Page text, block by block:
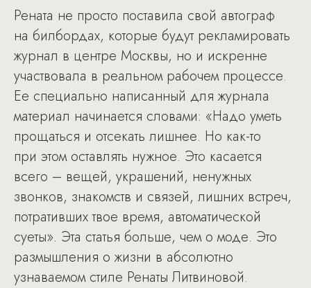
Рената не просто поставила свой автограф
на билбордах, которые будут рекламировать
журнал в центре Москвы, но и искренне
участвовала в реальном рабочем процессе.
Ее специально написанный для журнала
материал начинается словами: «Надо уметь
прощаться и отсекать лишнее. Но как-то
при этом оставлять нужное. Это касается
всего – вещей, украшений, ненужных
звонков, знакомств и связей, лишних встреч,
потративших твое время, автоматической
суеты». Эта статья больше, чем о моде. Это
размышления о жизни в абсолютно
узнаваемом стиле Ренаты Литвиновой.